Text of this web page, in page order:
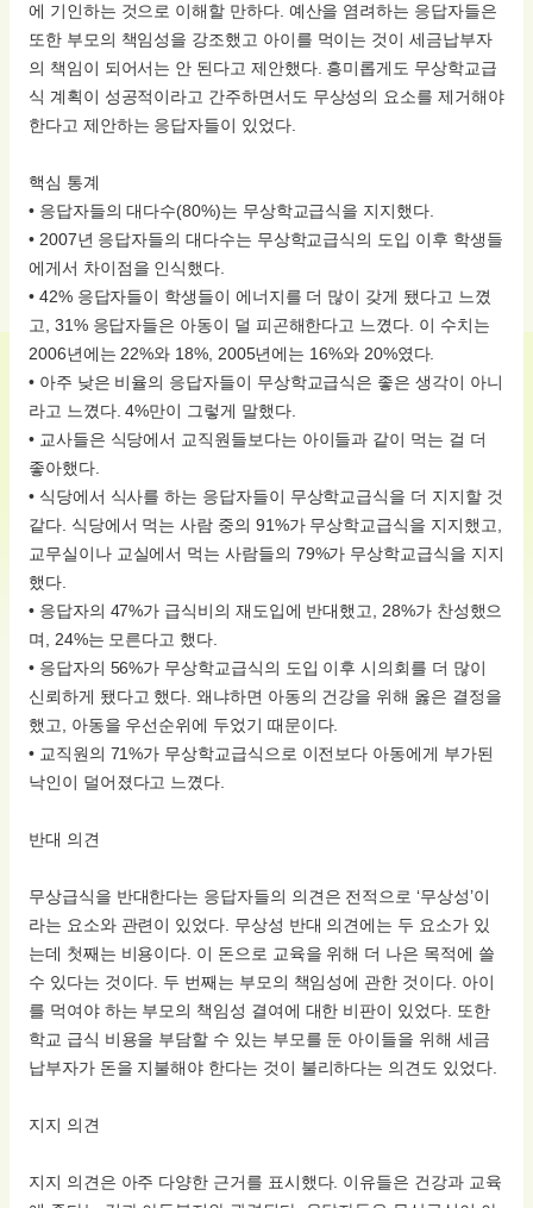
에 기인하는 것으로 이해할 만하다. 예산을 염려하는 응답자들은
또한 부모의 책임성을 강조했고 아이를 먹이는 것이 세금납부자
의 책임이 되어서는 안 된다고 제안했다. 흥미롭게도 무상학교급
식 계획이 성공적이라고 간주하면서도 무상성의 요소를 제거해야
한다고 제안하는 응답자들이 있었다.
핵심 통계
• 응답자들의 대다수(80%)는 무상학교급식을 지지했다.
• 2007년 응답자들의 대다수는 무상학교급식의 도입 이후 학생들
에게서 차이점을 인식했다.
• 42% 응답자들이 학생들이 에너지를 더 많이 갖게 됐다고 느꼈
고, 31% 응답자들은 아동이 덜 피곤해한다고 느꼈다. 이 수치는
2006년에는 22%와 18%, 2005년에는 16%와 20%였다.
• 아주 낮은 비율의 응답자들이 무상학교급식은 좋은 생각이 아니
라고 느꼈다. 4%만이 그렇게 말했다.
• 교사들은 식당에서 교직원들보다는 아이들과 같이 먹는 걸 더
좋아했다.
• 식당에서 식사를 하는 응답자들이 무상학교급식을 더 지지할 것
같다. 식당에서 먹는 사람 중의 91%가 무상학교급식을 지지했고,
교무실이나 교실에서 먹는 사람들의 79%가 무상학교급식을 지지
했다.
• 응답자의 47%가 급식비의 재도입에 반대했고, 28%가 찬성했으
며, 24%는 모른다고 했다.
• 응답자의 56%가 무상학교급식의 도입 이후 시의회를 더 많이
신뢰하게 됐다고 했다. 왜냐하면 아동의 건강을 위해 옳은 결정을
했고, 아동을 우선순위에 두었기 때문이다.
• 교직원의 71%가 무상학교급식으로 이전보다 아동에게 부가된
낙인이 덜어졌다고 느꼈다.
반대 의견
무상급식을 반대한다는 응답자들의 의견은 전적으로 ‘무상성’이
라는 요소와 관련이 있었다. 무상성 반대 의견에는 두 요소가 있
는데 첫째는 비용이다. 이 돈으로 교육을 위해 더 나은 목적에 쓸
수 있다는 것이다. 두 번째는 부모의 책임성에 관한 것이다. 아이
를 먹여야 하는 부모의 책임성 결여에 대한 비판이 있었다. 또한
학교 급식 비용을 부담할 수 있는 부모를 둔 아이들을 위해 세금
납부자가 돈을 지불해야 한다는 것이 불리하다는 의견도 있었다.
지지 의견
지지 의견은 아주 다양한 근거를 표시했다. 이유들은 건강과 교육